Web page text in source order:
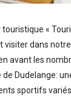
«
visiter dans
avant les
Dudelange:
sportifs